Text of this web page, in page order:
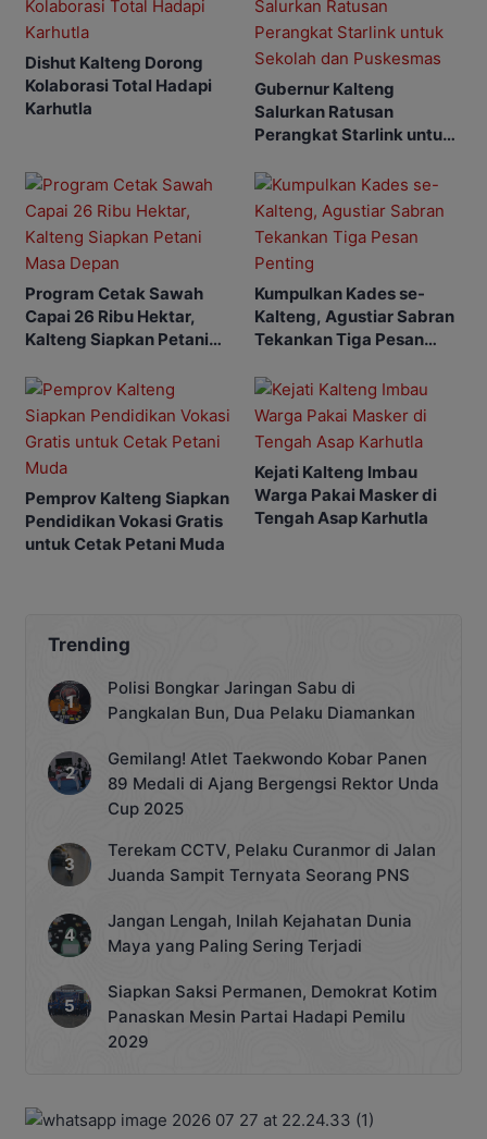
Dishut Kalteng Dorong
Kolaborasi Total Hadapi
Karhutla
Gubernur Kalteng
Salurkan Ratusan
Perangkat Starlink untuk
Program Cetak Sawah
Capai 26 Ribu Hektar,
Kalteng Siapkan Petani
Kumpulkan Kades se-
Kalteng, Agustiar Sabran
Tekankan Tiga Pesan
Pemprov Kalteng Siapkan
Pendidikan Vokasi Gratis
untuk Cetak Petani Muda
Kejati Kalteng Imbau
Warga Pakai Masker di
Tengah Asap Karhutla
Trending
Polisi Bongkar Jaringan Sabu di
Pangkalan Bun, Dua Pelaku Diamankan
Gemilang! Atlet Taekwondo Kobar Panen
89 Medali di Ajang Bergengsi Rektor Unda
Cup 2025
Terekam CCTV, Pelaku Curanmor di Jalan
Juanda Sampit Ternyata Seorang PNS
Jangan Lengah, Inilah Kejahatan Dunia
Maya yang Paling Sering Terjadi
Siapkan Saksi Permanen, Demokrat Kotim
Panaskan Mesin Partai Hadapi Pemilu
2029